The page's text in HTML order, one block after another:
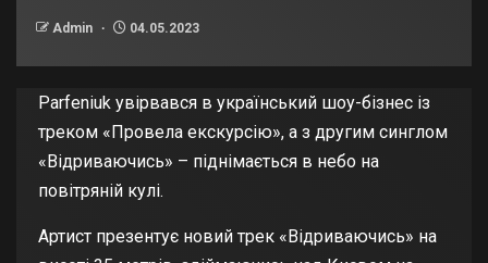
Admin 04.05.2023
Parfeniuk увірвався в український шоу-бізнес із
треком «Провела екскурсію», а з другим синглом
«Відриваючись» – піднімається в небо на
повітряній кулі.
Артист презентує новий трек «Відриваючись» на